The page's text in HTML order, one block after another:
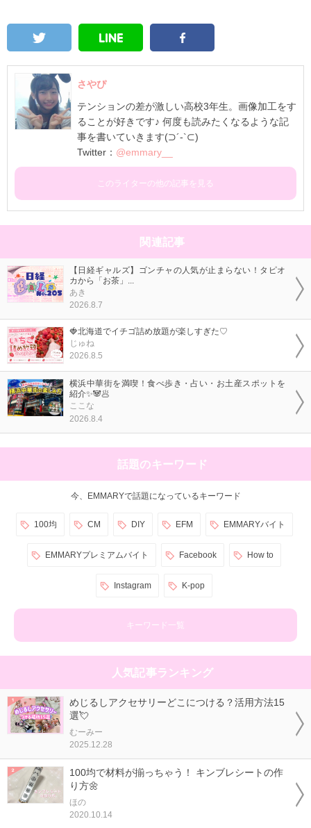
さやぴ
テンションの差が激しい高校3年生。画像加工をす
ることが好きです♪ 何度も読みたくなるような記
事を書いていきます(⊃´-`⊂)
Twitter： @emmary__
このライターの他の記事を見る
関連記事
【日経ギャルズ】ゴンチャの人気が止まらない！タピオ
カから「お茶」...
あき
2026.8.7
🍓北海道でイチゴ詰め放題が楽しすぎた♡
じゅね
2026.8.5
横浜中華街を満喫！食べ歩き・占い・お土産スポットを
紹介✨🐼🥟
ここな
2026.8.4
話題のキーワード
今、EMMARYで話題になっているキーワード
100均 CM DIY EFM EMMARYバイト
EMMARYプレミアムバイト Facebook How to
Instagram K-pop
キーワード一覧
人気記事ランキング
めじるしアクセサリーどこにつける？活用方法15
選💘
むーみー
2025.12.28
100均で材料が揃っちゃう！ キンブレシートの作
り方🌼
ほの
2020.10.14